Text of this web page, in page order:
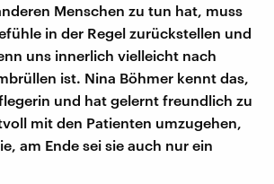
Menschen zu tun hat, muss
in der Regel zurückstellen und
uns innerlich vielleicht nach
ist. Nina Böhmer kennt das,
und hat gelernt freundlich zu
mit den Patienten umzugehen,
am Ende sei sie auch nur ein